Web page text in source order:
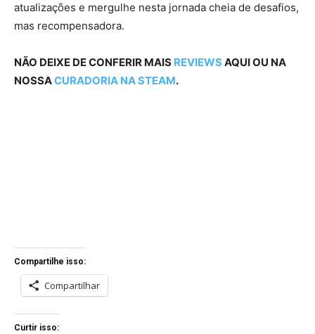
atualizações e mergulhe nesta jornada cheia de desafios,
mas recompensadora.
NÃO DEIXE DE CONFERIR MAIS REVIEWS AQUI OU NA
NOSSACURADORIA NA STEAM.
Compartilhe isso:
Compartilhar
Curtir isso: